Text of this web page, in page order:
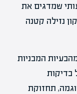
נתון משמעותי שמדגים את
נזילה קטנה
נוספים מצביעים על כך ש-70% מהבעיות המבניות
בדיקות
תחזוקת